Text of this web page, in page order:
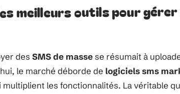
meilleurs outils pour
des SMS de massese résumait à
le marché déborde de logiciels sms
multiplient les fonctionnalités. La véritable